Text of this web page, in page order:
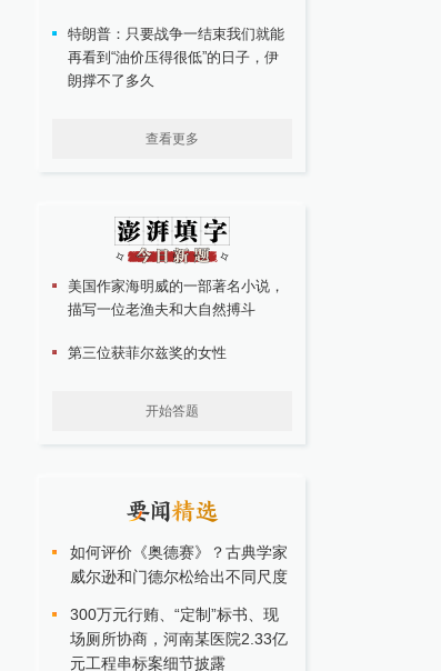
特朗普：只要战争一结束我们就能
再看到“油价压得很低”的日子，伊
朗撑不了多久
查看更多
美国作家海明威的一部著名小说，
描写一位老渔夫和大自然搏斗
第三位获菲尔兹奖的女性
开始答题
如何评价《奥德赛》？古典学家
威尔逊和门德尔松给出不同尺度
300万元行贿、“定制”标书、现
场厕所协商，河南某医院2.33亿
元工程串标案细节披露